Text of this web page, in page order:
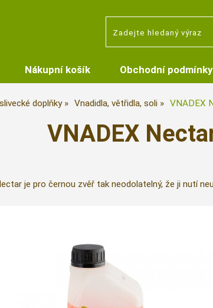
Nákupní košík Obchodní podmínky
doplňky Vnadidla, větřidla, soli VNADEX
VNADEX
je pro černou zvěř tak neodolatelný, že ji nutí